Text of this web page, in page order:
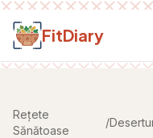
Salt la conținut
FitDiary
Rețete
Sănătoase
/